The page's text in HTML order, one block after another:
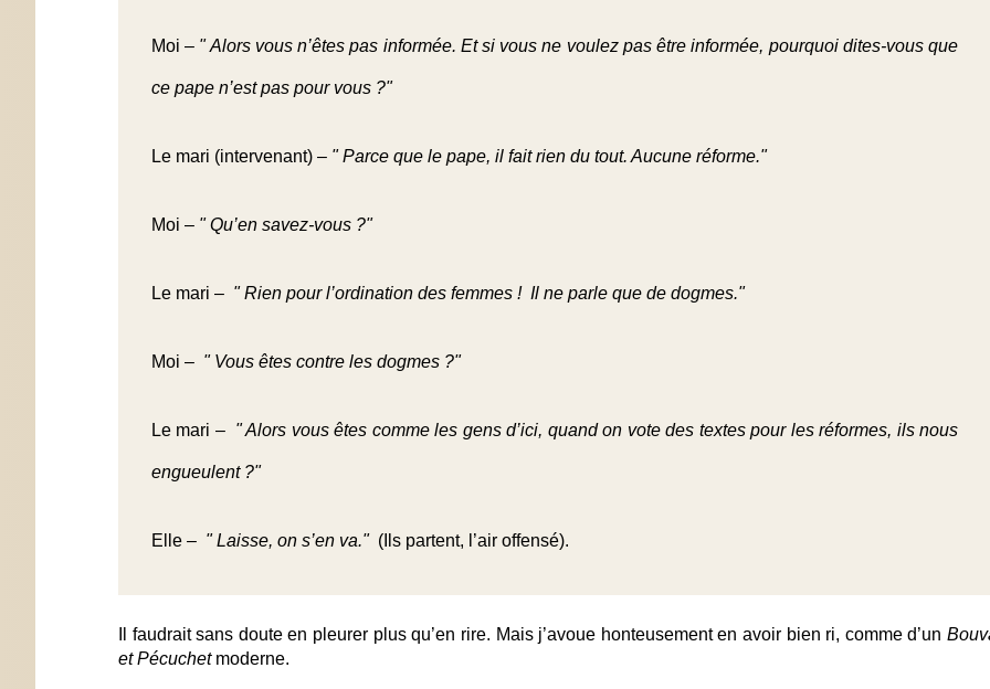
Moi – " Alors vous n’êtes pas informée. Et si vous ne voulez pas être informée, pourquoi dites-vous que
ce pape n’est pas pour vous ?"
Le mari (intervenant) – " Parce que le pape, il fait rien du tout. Aucune réforme."
Moi – " Qu’en savez-vous ?"
Le mari – " Rien pour l’ordination des femmes ! Il ne parle que de dogmes."
Moi – " Vous êtes contre les dogmes ?"
Le mari – " Alors vous êtes comme les gens d’ici, quand on vote des textes pour les réformes, ils nous
engueulent ?"
Elle – " Laisse, on s’en va." (Ils partent, l’air offensé).
Il faudrait sans doute en pleurer plus qu’en rire. Mais j’avoue honteusement en avoir bien ri, comme d’un
et Pécuchetmoderne.